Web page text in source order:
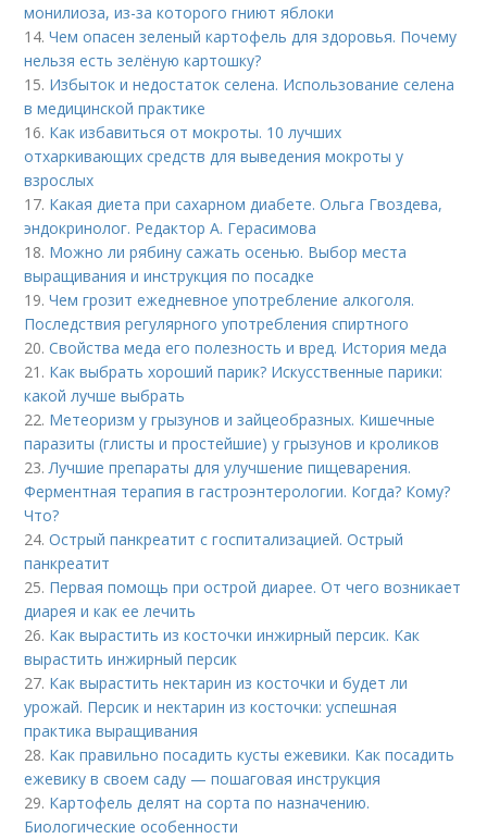
монилиоза, из-за которого гниют яблоки
14.Чем опасен зеленый картофель для здоровья. Почему
нельзя есть зелёную картошку?
15. Избыток и недостаток селена. Использование селена
в медицинской практике
16. Как избавиться от мокроты. 10 лучших
отхаркивающих средств для выведения мокроты у
взрослых
17. Какая диета при сахарном диабете. Ольга Гвоздева,
эндокринолог. Редактор А. Герасимова
18. Можно ли рябину сажать осенью. Выбор места
выращивания и инструкция по посадке
19.Чем грозит ежедневное употребление алкоголя.
Последствия регулярного употребления спиртного
20.Свойства меда его полезность и вред. История меда
21. Как выбрать хороший парик? Искусственные парики:
какой лучше выбрать
22. Метеоризм у грызунов и зайцеобразных. Кишечные
паразиты (глисты и простейшие) у грызунов и кроликов
23.Лучшие препараты для улучшение пищеварения.
Ферментная терапия в гастроэнтерологии. Когда? Кому?
Что?
24.Острый панкреатит с госпитализацией. Острый
панкреатит
25. Первая помощь при острой диарее. От чего возникает
диарея и как ее лечить
26. Как вырастить из косточки инжирный персик. Как
вырастить инжирный персик
27. Как вырастить нектарин из косточки и будет ли
урожай. Персик и нектарин из косточки: успешная
практика выращивания
28. Как правильно посадить кусты ежевики. Как посадить
ежевику в своем саду — пошаговая инструкция
29. Картофель делят на сорта по назначению.
Биологические особенности